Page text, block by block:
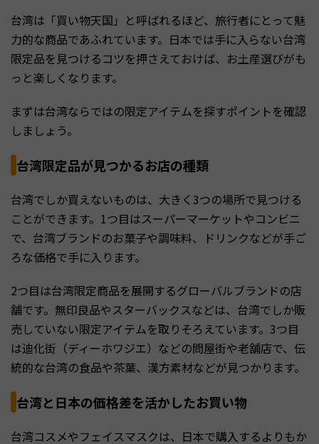
台湾は「買い物天国」と呼ばれるほど、旅行者にとって魅
力的な商品であふれています。日本では手に入らない台湾
限定品を見つけるコツを押さえておけば、お土産選びがも
っと楽しくなります。
まずは台湾ならではの限定アイテムを探すポイントを確認
しましょう。
台湾限定品が見つかるお店の種類
台湾でしか買えないものは、大きく3つの場所で見つける
ことができます。1つ目はスーパーマーケットやコンビニ
で、台湾ブランドのお菓子や調味料、ドリンクなどが手ご
ろな価格で手に入ります。
2つ目は台湾限定商品を展開するグローバルブランドの店
舗です。無印良品やスターバックスなどは、台湾でしか販
売していない限定アイテムを取りそろえています。3つ目
は迪化街（ディーホワジエ）などの問屋街や老舗店で、伝
統的な台湾の食品や茶葉、漢方素材などが見つかります。
台湾と日本の価格差を活かしたお買い物
台湾コスメやフェイスマスクは、日本で購入するよりもか